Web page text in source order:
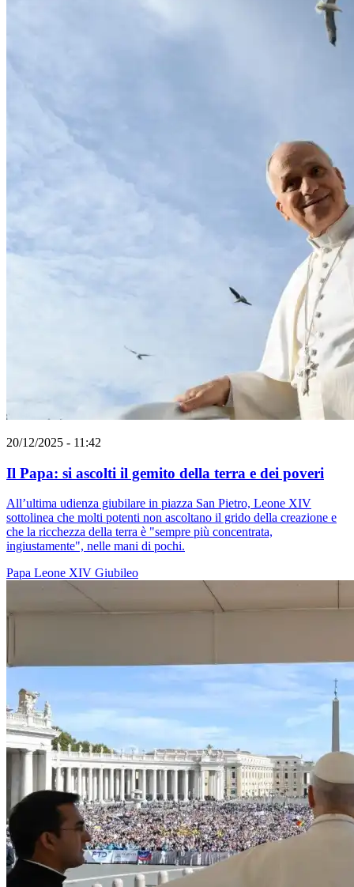
20/12/2025 - 11:42
Il Papa: si ascolti il gemito della terra e dei poveri
All’ultima udienza giubilare in piazza San Pietro, Leone XIV
sottolinea che molti potenti non ascoltano il grido della creazione e
che la ricchezza della terra è "sempre più concentrata,
ingiustamente", nelle mani di pochi.
Papa Leone XIV Giubileo